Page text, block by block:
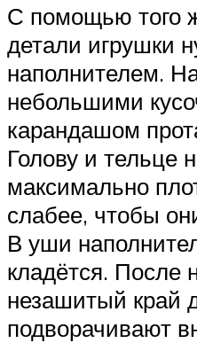
С помощью того
детали игрушки
наполнителем.
небольшими
карандашом
Голову и тельце
максимально
слабее, чтобы
В уши
кладётся. После
незашитый край
подворачивают